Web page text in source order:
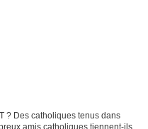
? Des catholiques tenus dans
amis catholiques tiennent-ils